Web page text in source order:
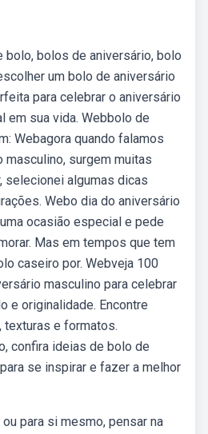
bolo, bolos de aniversário, bolo
um bolo de aniversário
para celebrar o aniversário
em sua vida. Webbolo de
Webagora quando falamos
masculino, surgem muitas
selecionei algumas dicas
Webo dia do aniversário
ocasião especial e pede
Mas em tempos que tem
caseiro por. Webveja 100
masculino para celebrar
e originalidade. Encontre
texturas e formatos.
confira ideias de bolo de
se inspirar e fazer a melhor
para si mesmo, pensar na